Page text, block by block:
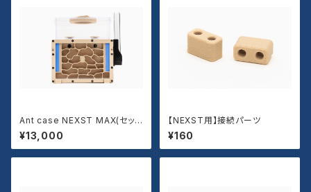
Ant case NEXST MAX(セッ
ト)
¥13,000
【NEXST用】接続パーツ
¥160